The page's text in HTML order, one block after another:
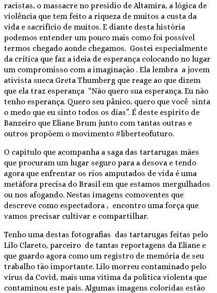
racistas, o massacre no presidio de Altamira, a lógica de
violência que tem feito a riqueza de muitos a custa da
vida e sacrifício de muitos. E diante desta história
podemos entender um pouco mais como foi possível
termos chegado aonde chegamos. Gostei especialmente
da crítica que faz a ideia de esperança colocando no lugar
um compromisso com a imaginação . Ela lembra a jovem
ativista sueca Greta Thumberg que reage ao que dizem
que ela traz esperança “Não quero sua esperança. Eu não
tenho esperança. Quero seu pânico, quero que você sinta
o medo que eu sinto todos os dias”. É deste espirito de
Banzeiro que Eliane Brum junto com tantas outras e
outros propõem o movimento #liberteofuturo.
O capitulo que acompanha a saga das tartarugas mães
que procuram um lugar seguro para a desova e tendo
agora que enfrentar os rios amputados de vida é uma
metáfora precisa do Brasil em que estamos mergulhados
ou nos afogando. Nestas imagens comoventes que
descreve como espectadora , encontro uma força que
vamos precisar cultivar e compartilhar.
Tenho uma destas fotografias das tartarugas feitas pelo
Lilo Clareto, parceiro de tantas reportagens da Eliane e
que guardo agora como um registro de memória de seu
trabalho tão importante. Lilo morreu contaminado pelo
vírus da Covid, mais uma vitima da politica violenta que
contaminou este país. Algumas imagens coloridas estão